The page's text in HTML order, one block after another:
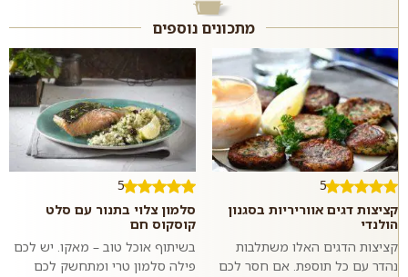
מתכונים נוספים
5
קציצות דגים אווריריות בסגנון
הולנדי
קציצות הדגים האלו משתלבות
נהדר עם כל תוספת. אם חסר לכם
5
סלמון צלוי בתנור עם סלט
קוסקוס חם
בשיתוף אוכל טוב – מאקו. יש לכם
פילה סלמון טרי ומתחשק לכם